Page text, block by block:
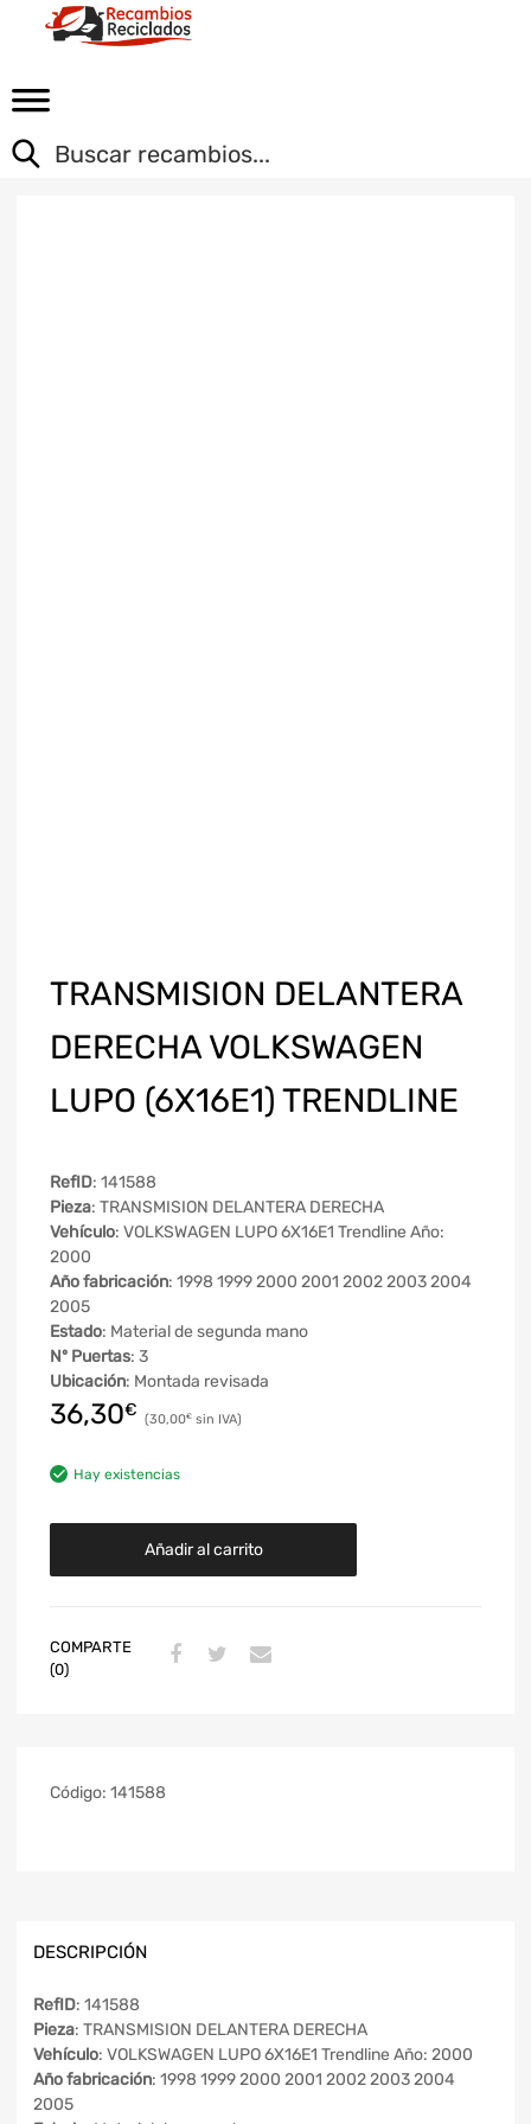
TRANSMISION DELANTERA
DERECHA VOLKSWAGEN
LUPO (6X16E1) TRENDLINE
RefID: 141588
Pieza: TRANSMISION DELANTERA DERECHA
Vehículo: VOLKSWAGEN LUPO 6X16E1 Trendline Año:
2000
Año fabricación: 1998 1999 2000 2001 2002 2003 2004
2005
Estado: Material de segunda mano
Nº Puertas: 3
Ubicación: Montada revisada
36,30€ 30,00€
Hay existencias
Añadir al carrito
COMPARTE
(0)
Código: 141588
DESCRIPCIÓN
RefID: 141588
Pieza: TRANSMISION DELANTERA DERECHA
Vehículo: VOLKSWAGEN LUPO 6X16E1 Trendline Año: 2000
Año fabricación: 1998 1999 2000 2001 2002 2003 2004
2005